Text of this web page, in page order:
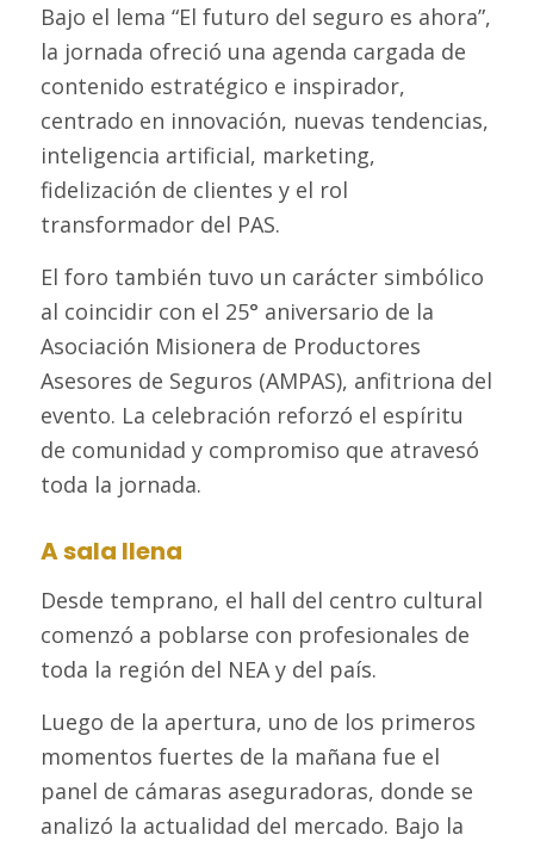
Bajo el lema “El futuro del seguro es ahora”,
la jornada ofreció una agenda cargada de
contenido estratégico e inspirador,
centrado en innovación, nuevas tendencias,
inteligencia artificial, marketing,
fidelización de clientes y el rol
transformador del PAS.
El foro también tuvo un carácter simbólico
al coincidir con el 25° aniversario de la
Asociación Misionera de Productores
Asesores de Seguros (AMPAS), anfitriona del
evento. La celebración reforzó el espíritu
de comunidad y compromiso que atravesó
toda la jornada.
A sala llena
Desde temprano, el hall del centro cultural
comenzó a poblarse con profesionales de
toda la región del NEA y del país.
Luego de la apertura, uno de los primeros
momentos fuertes de la mañana fue el
panel de cámaras aseguradoras, donde se
analizó la actualidad del mercado. Bajo la